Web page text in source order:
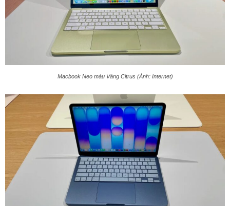
Macbook Neo màu Vàng Citrus (Ảnh: Internet)